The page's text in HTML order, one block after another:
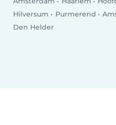
Hilversum
Purmerend
Den Helder